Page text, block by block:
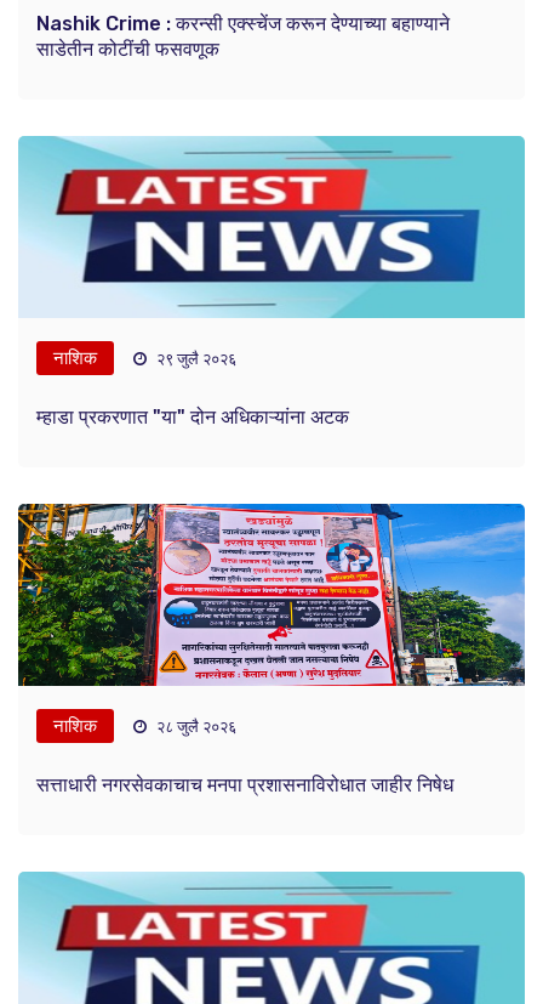
Nashik Crime : करन्सी एक्स्चेंज करून देण्याच्या बहाण्याने
साडेतीन कोटींची फसवणूक
नाशिक २९ जुलै २०२६
म्हाडा प्रकरणात "या" दोन अधिकाऱ्यांना अटक
नाशिक २८ जुलै २०२६
सत्ताधारी नगरसेवकाचाच मनपा प्रशासनाविरोधात जाहीर निषेध